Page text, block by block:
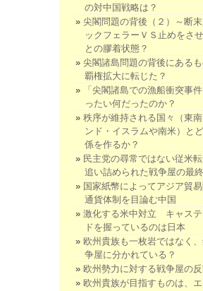
の対中国戦略は？
尖閣問題の背後（２）～断
ックフェラーＶＳ止めをさ
との膠着状態？
尖閣諸島問題の背後にある
覇権拡大に転じた？
「尖閣諸島での漁船衝突事
ったい何だったのか？
秩序が維持される国々（東
ンド・イスラムや南米）と
係を作るか？
民主党の尋常ではない従米
追い詰められた戦争屋の最
国家紙幣によってアジア貿
通貨体制を目論む中国
激化する米中対立 キャステ
ドを握っているのは日本
欧州貴族も一枚岩ではなく
争屋に分かれている？
欧州勢力に対する戦争屋の反
欧州貴族が目指すものは、